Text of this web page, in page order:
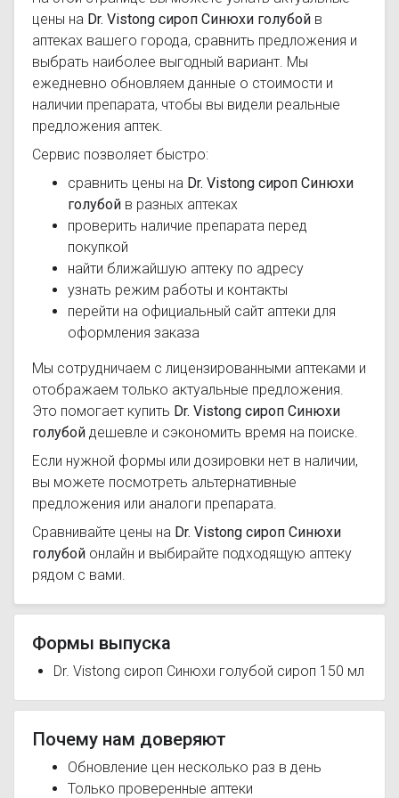
цены на Dr. Vistong сироп Синюхи голубой в
аптеках вашего города, сравнить предложения и
выбрать наиболее выгодный вариант. Мы
ежедневно обновляем данные о стоимости и
наличии препарата, чтобы вы видели реальные
предложения аптек.
Сервис позволяет быстро:
сравнить цены на Dr. Vistong сироп Синюхи
голубой в разных аптеках
проверить наличие препарата перед
покупкой
найти ближайшую аптеку по адресу
узнать режим работы и контакты
перейти на официальный сайт аптеки для
оформления заказа
Мы сотрудничаем с лицензированными аптеками и
отображаем только актуальные предложения.
Это помогает купить Dr. Vistong сироп Синюхи
голубой дешевле и сэкономить время на поиске.
Если нужной формы или дозировки нет в наличии,
вы можете посмотреть альтернативные
предложения или аналоги препарата.
Сравнивайте цены на Dr. Vistong сироп Синюхи
голубой онлайн и выбирайте подходящую аптеку
рядом с вами.
Формы выпуска
Dr. Vistong сироп Синюхи голубой сироп 150 мл
Почему нам доверяют
Обновление цен несколько раз в день
Только проверенные аптеки